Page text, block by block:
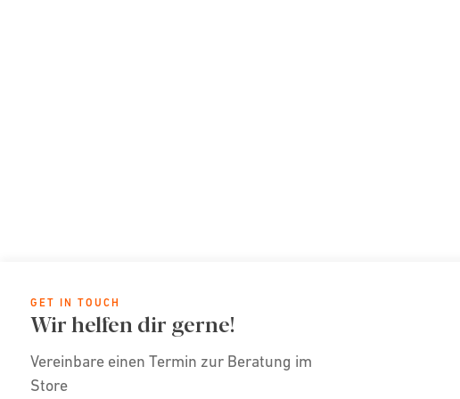
GET IN TOUCH
Wir helfen dir gerne!
Vereinbare einen Termin zur Beratung im
Store